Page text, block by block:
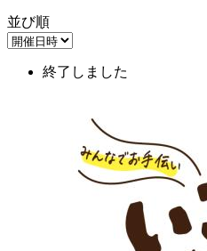
並び順
終了しました